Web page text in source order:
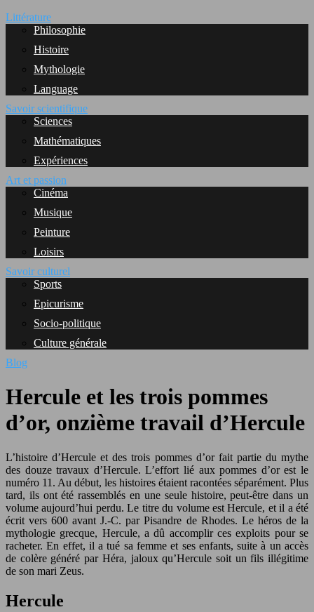
Littérature
Philosophie
Histoire
Mythologie
Language
Savoir scientifique
Sciences
Mathématiques
Expériences
Art et passion
Cinéma
Musique
Peinture
Loisirs
Savoir culturel
Sports
Epicurisme
Socio-politique
Culture générale
Blog
Hercule et les trois pommes
d’or, onzième travail d’Hercule
L’histoire d’Hercule et des trois pommes d’or fait partie du mythe
des douze travaux d’Hercule. L’effort lié aux pommes d’or est le
numéro 11. Au début, les histoires étaient racontées séparément. Plus
tard, ils ont été rassemblés en une seule histoire, peut-être dans un
volume aujourd’hui perdu. Le titre du volume est Hercule, et il a été
écrit vers 600 avant J.-C. par Pisandre de Rhodes. Le héros de la
mythologie grecque, Hercule, a dû accomplir ces exploits pour se
racheter. En effet, il a tué sa femme et ses enfants, suite à un accès
de colère généré par Héra, jaloux qu’Hercule soit un fils illégitime
de son mari Zeus.
Hercule